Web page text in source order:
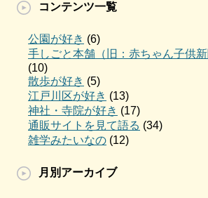
コンテンツ一覧
公園が好き (6)
手しごと本舗（旧：赤ちゃん子供
(10)
散歩が好き (5)
江戸川区が好き (13)
神社・寺院が好き (17)
通販サイトを見て語る (34)
雑学みたいなの (12)
月別アーカイブ